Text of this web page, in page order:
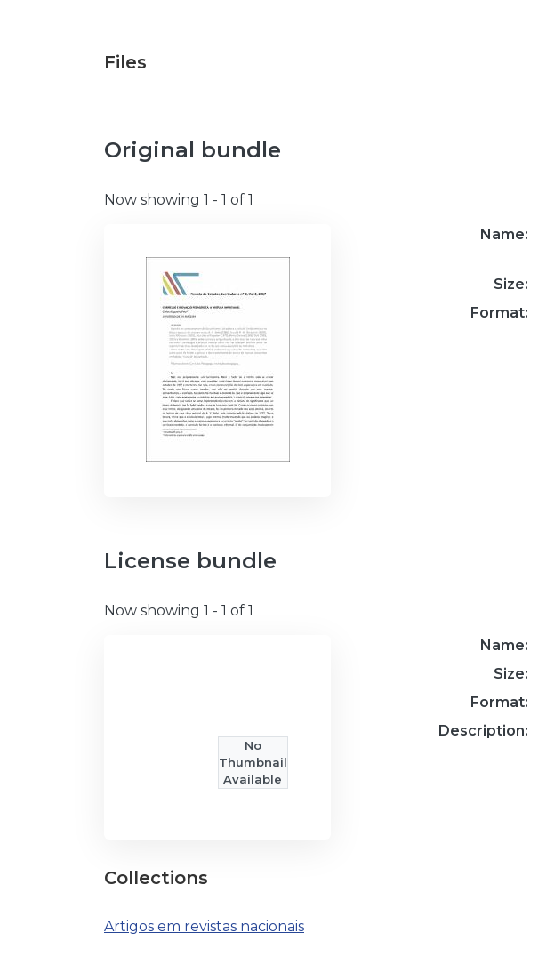
Files
Original bundle
Now showing 1 - 1 of 1
Name:
Size:
Format:
License bundle
Now showing 1 - 1 of 1
No
Thumbnail
Available
Name:
Size:
Format:
Description:
Collections
Artigos em revistas nacionais